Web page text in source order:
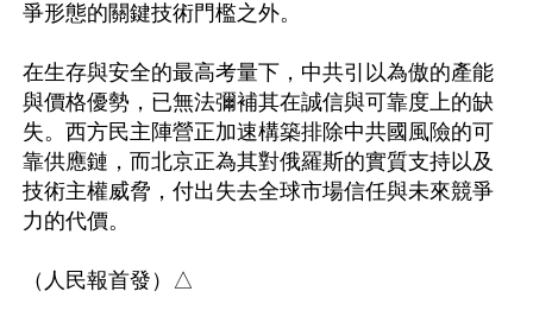
爭形態的關鍵技術門檻之外。
在生存與安全的最高考量下，中共引以為傲的產能
與價格優勢，已無法彌補其在誠信與可靠度上的缺
失。西方民主陣營正加速構築排除中共國風險的可
靠供應鏈，而北京正為其對俄羅斯的實質支持以及
技術主權威脅，付出失去全球市場信任與未來競爭
力的代價。